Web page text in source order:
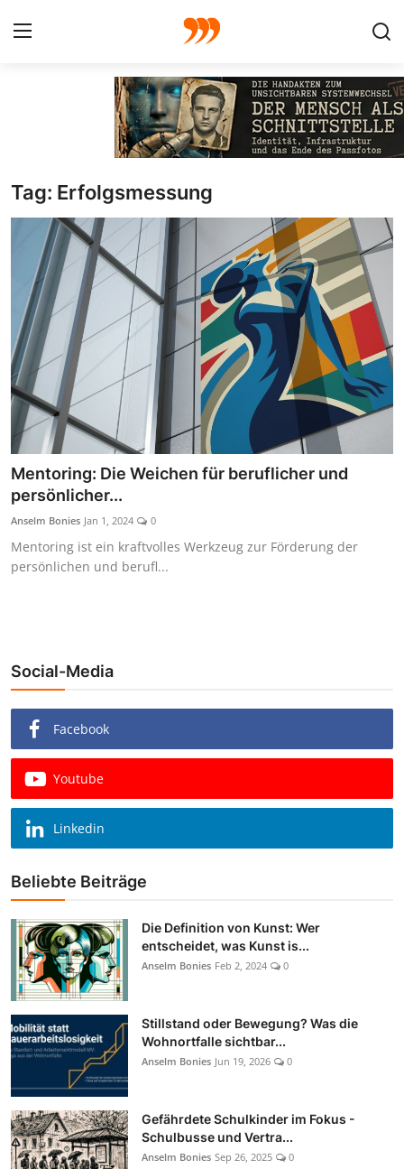
Galerie
GRAFIK
Redaktion
Beiträge
Vorproduktion
Tag: Erfolgsmessung
Mentoring: Die Weichen für beruflicher und
persönlicher...
Anselm Bonies Jan 1, 2024 0
Mentoring ist ein kraftvolles Werkzeug zur Förderung der
persönlichen und berufl...
Social-Media
Facebook
Youtube
Linkedin
Beliebte Beiträge
Die Definition von Kunst: Wer
entscheidet, was Kunst is...
Anselm Bonies Feb 2, 2024 0
Stillstand oder Bewegung? Was die
Wohnortfalle sichtbar...
Anselm Bonies Jun 19, 2026 0
Gefährdete Schulkinder im Fokus -
Schulbusse und Vertra...
Anselm Bonies Sep 26, 2025 0